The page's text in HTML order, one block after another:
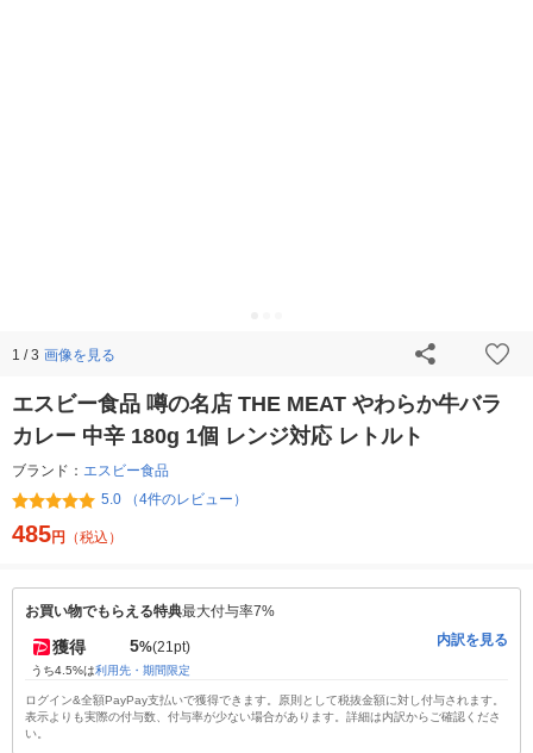
1 / 3 画像を見る
エスビー食品 噂の名店 THE MEAT やわらか牛バラ
カレー 中辛 180g 1個 レンジ対応 レトルト
ブランド： エスビー食品
5.0 （4件のレビュー）
485円 （税込）
お買い物でもらえる特典最大付与率7%
獲得 5%(21pt)
うち4.5%は利用先・期間限定
内訳を見る
ログイン&全額PayPay支払いで獲得できます。原則として税抜金額に対し付与されます。
表示よりも実際の付与数、付与率が少ない場合があります。詳細は内訳からご確認くださ
い。